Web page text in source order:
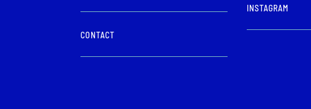
CONTACT
INSTAGRAM